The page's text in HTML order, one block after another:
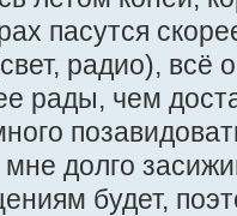
пасутся
радио), всё
рады, чем
долго
будет,